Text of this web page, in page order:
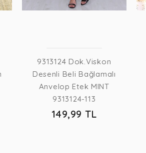
9313124 Dok.Viskon
Desenli Beli Bağlamalı
Anvelop Etek MINT
9313124-113
149,99 TL